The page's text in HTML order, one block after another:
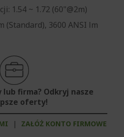
1.54 ~ 1.72 (60"@2m)
(Standard), 3600 ANSI lm
firma? Odkryj nasze
oferty!
| ZAŁÓŻ KONTO FIRMOWE